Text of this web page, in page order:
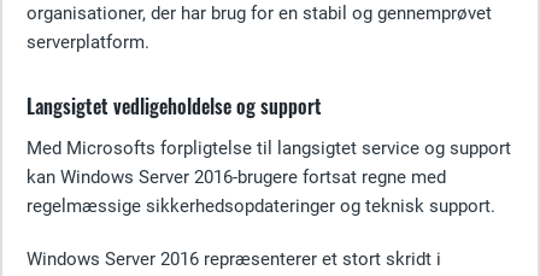
organisationer, der har brug for en stabil og gennemprøvet
serverplatform.
Langsigtet vedligeholdelse og support
Med Microsofts forpligtelse til langsigtet service og support
kan Windows Server 2016-brugere fortsat regne med
regelmæssige sikkerhedsopdateringer og teknisk support.
Windows Server 2016 repræsenterer et stort skridt i